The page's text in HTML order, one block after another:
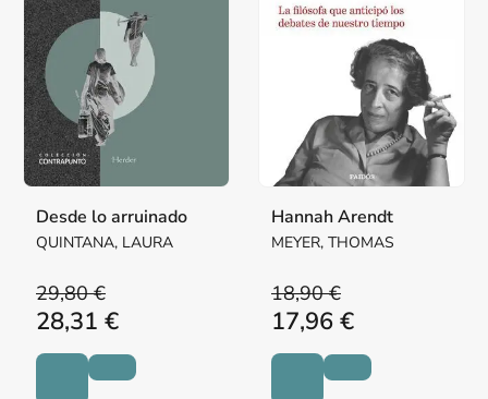
Desde lo arruinado
QUINTANA, LAURA
29,80 €
28,31 €
Hannah Arendt
MEYER, THOMAS
18,90 €
17,96 €